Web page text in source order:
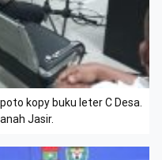
kopy buku leter C Desa.
Jasir.